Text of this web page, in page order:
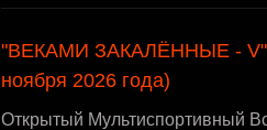
"ВЕКАМИ ЗАКАЛЁННЫЕ - V"
ноября 2026 года)
Открытый Мультиспортивный